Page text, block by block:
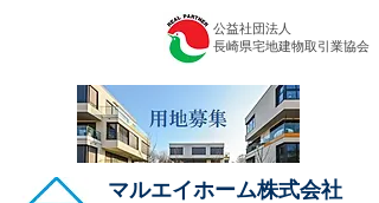
公益社団法人
​長崎県宅地建物取引業協会
マルエイホーム株式会社